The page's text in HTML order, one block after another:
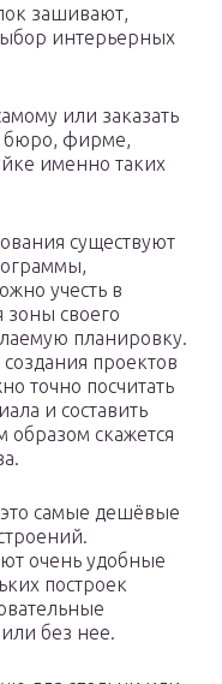
зашивают,
интерьерных
или заказать
бюро, фирме,
именно таких
существуют
учесть в
зоны своего
планировку.
проектов
точно посчитать
и составить
скажется
это самые дешёвые
очень удобные
построек
без нее.